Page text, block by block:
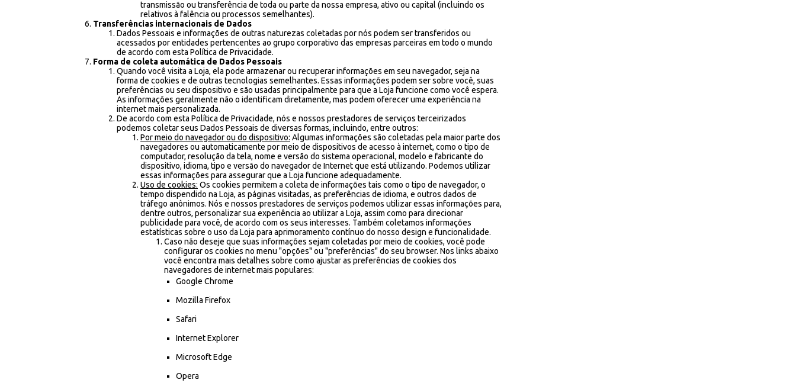
transmissão ou transferência de toda ou parte da nossa empresa, ativo ou capital (incluindo os
relativos à falência ou processos semelhantes).
Transferências internacionais de Dados
Dados Pessoais e informações de outras naturezas coletadas por nós podem ser transferidos ou
acessados por entidades pertencentes ao grupo corporativo das empresas parceiras em todo o mundo
de acordo com esta Política de Privacidade.
Forma de coleta automática de Dados Pessoais
Quando você visita a Loja, ela pode armazenar ou recuperar informações em seu navegador, seja na
forma de cookies e de outras tecnologias semelhantes. Essas informações podem ser sobre você, suas
preferências ou seu dispositivo e são usadas principalmente para que a Loja funcione como você espera.
As informações geralmente não o identificam diretamente, mas podem oferecer uma experiência na
internet mais personalizada.
De acordo com esta Política de Privacidade, nós e nossos prestadores de serviços terceirizados
podemos coletar seus Dados Pessoais de diversas formas, incluindo, entre outros:
Por meio do navegador ou do dispositivo: Algumas informações são coletadas pela maior parte dos
navegadores ou automaticamente por meio de dispositivos de acesso à internet, como o tipo de
computador, resolução da tela, nome e versão do sistema operacional, modelo e fabricante do
dispositivo, idioma, tipo e versão do navegador de Internet que está utilizando. Podemos utilizar
essas informações para assegurar que a Loja funcione adequadamente.
Uso de cookies: Os cookies permitem a coleta de informações tais como o tipo de navegador, o
tempo dispendido na Loja, as páginas visitadas, as preferências de idioma, e outros dados de
tráfego anônimos. Nós e nossos prestadores de serviços podemos utilizar essas informações para,
dentre outros, personalizar sua experiência ao utilizar a Loja, assim como para direcionar
publicidade para você, de acordo com os seus interesses. Também coletamos informações
estatísticas sobre o uso da Loja para aprimoramento contínuo do nosso design e funcionalidade.
Caso não deseje que suas informações sejam coletadas por meio de cookies, você pode
configurar os cookies no menu "opções" ou "preferências" do seu browser. Nos links abaixo
você encontra mais detalhes sobre como ajustar as preferências de cookies dos
navegadores de internet mais populares:
Google Chrome
Mozilla Firefox
Safari
Internet Explorer
Microsoft Edge
Opera